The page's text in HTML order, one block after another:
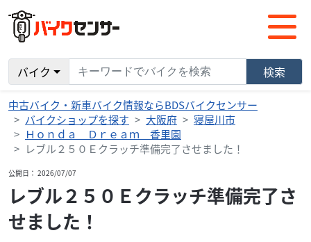
バイク 検索
中古バイク・新車バイク情報ならBDSバイクセンサー
バイクショップを探す
大阪府
寝屋川市
Ｈｏｎｄａ Ｄｒｅａｍ 香里園
レブル２５０Ｅクラッチ準備完了させました！
公開日： 2026/07/07
レブル２５０Ｅクラッチ準備完了さ
せました！